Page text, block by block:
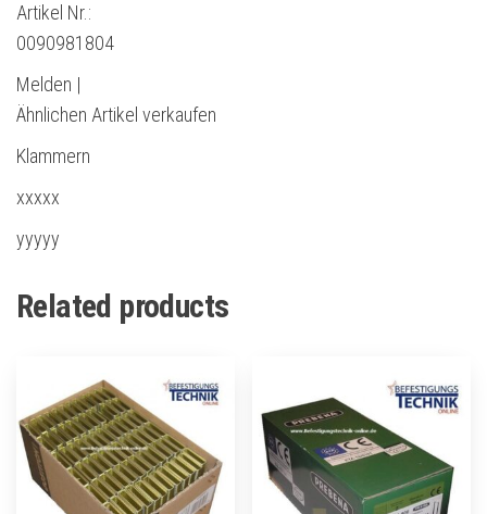
Artikel Nr.:
0090981804
Melden |
Ähnlichen Artikel verkaufen
Klammern
xxxxx
yyyyy
Related products